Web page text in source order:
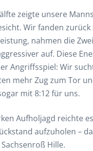
zeigte unsere
Wir fanden
nahmen die
auf. Diese
Angriffsspiel: Wir
mehr Zug zum Tor
mit 8:12 für uns.
Aufholjagd reichte
aufzuholen –
Hille.